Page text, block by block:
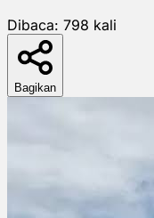
Dibaca: 798 kali
Bagikan